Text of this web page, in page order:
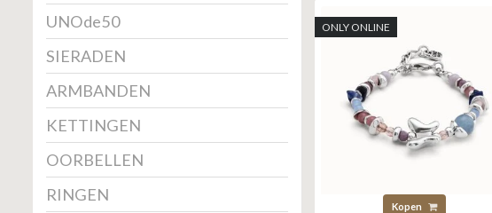
UNOde50
SIERADEN
ARMBANDEN
KETTINGEN
OORBELLEN
RINGEN
ONLY ONLINE
Kopen